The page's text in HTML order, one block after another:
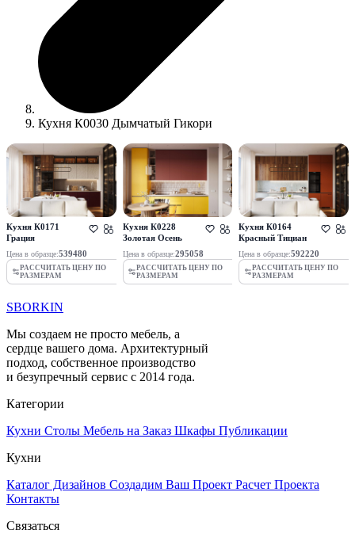
Кухня К0030 Дымчатый Гикори
Кухня К0171
Грация
Цена в образце:539480
РАССЧИТАТЬ ЦЕНУ ПО
РАЗМЕРАМ
Кухня К0228
Золотая Осень
Цена в образце:295058
РАССЧИТАТЬ ЦЕНУ ПО
РАЗМЕРАМ
Кухня К0164
Красный Тициан
Цена в образце:592220
РАССЧИТАТЬ ЦЕНУ ПО
РАЗМЕРАМ
SBORKIN
Мы создаем не просто мебель, а
сердце вашего дома. Архитектурный
подход, собственное производство
и безупречный сервис с 2014 года.
Категории
Кухни Столы Мебель на Заказ Шкафы Публикации
Кухни
Каталог Дизайнов Создадим Ваш Проект Расчет Проекта
Контакты
Связаться